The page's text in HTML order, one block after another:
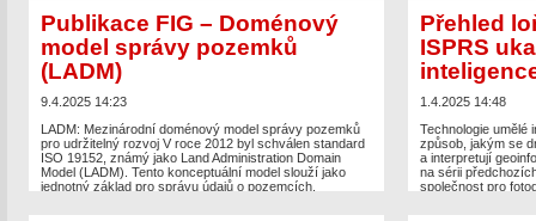
The postNová verze WSGP poběží od 27. června
appeared first onZeměměřič
renesančních a
Národní knihovny
kartografů,
z klementinského
pořídit přímo v NK
The post
mapové sbírky
Publikace FIG – Doménový
model správy pozemků
(LADM)
9.4.2025 14:23
LADM: Mezinárodní doménový model správy pozemků
pro udržitelný rozvoj V roce 2012 byl schválen standard
ISO 19152, známý jako Land Administration Domain
Model (LADM). Tento konceptuální model slouží jako
jednotný základ pro správu údajů o pozemcích,
Přehled
ISPRS
1.4.2025 14:48
Technologie umělé
způsob, jakým se
a interpretují
na sérii
společnost pro